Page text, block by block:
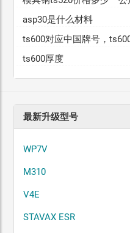
asp30是什么材料
ts600对应中国牌号，
ts600厚度
最新升级型号
WP7V
M310
V4E
STAVAX ESR